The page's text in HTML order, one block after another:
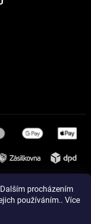
procházením
používáním.. Více